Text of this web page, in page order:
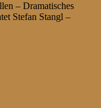
– Dramatisches
Stefan Stangl –